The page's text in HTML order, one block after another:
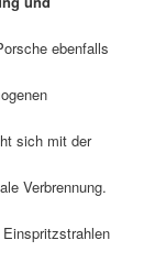
ebenfalls
sich mit der
Verbrennung.